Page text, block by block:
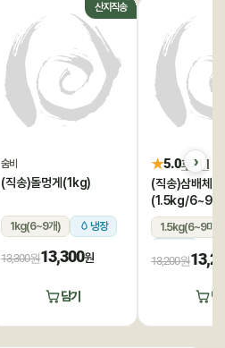
산지직송
숨비
(직송)돌멍게(1kg)
1kg(6~9개) 냉장
13,300원13,300원
담기
★5.0후기 1
(직송)삼배체굴
(1.5kg/6~9
1.5kg(6~9미)
13,200원
담